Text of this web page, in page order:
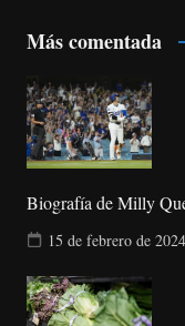
Más comentada
Biografía de Milly
15 de febrero de 2024